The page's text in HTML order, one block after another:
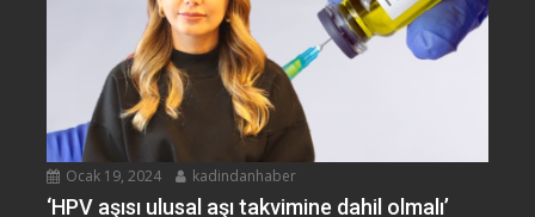
Ocak 19, 2024 kadindanhaber
‘HPV aşısı ulusal aşı takvimine dahil olmalı’